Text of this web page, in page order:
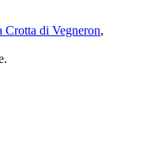
Crotta di Vegneron,